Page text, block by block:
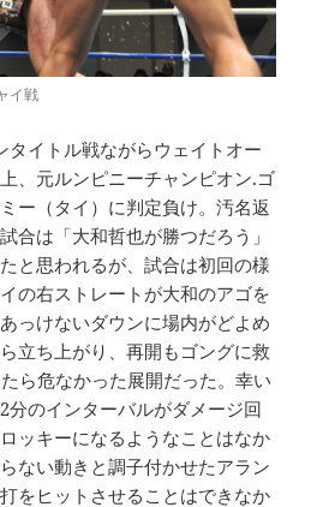
イ戦
タイトル戦ながらウェイトオー
、元ルンピニーチャンピオン.ゴ
ー（タイ）に判定負け。汚名返
合は「大和哲也が勝つだろう」
と思われるが、試合は初回の様
の右ストレートが大和のアゴを
っけないダウンに場内がどよめ
立ち上がり、再開もゴングに救
ら危なかった展開だった。幸い
分のインターバルがダメージ回
ッキーになるようなことはなか
ない動きと調子付かせたアラン
をヒットさせることはできなか